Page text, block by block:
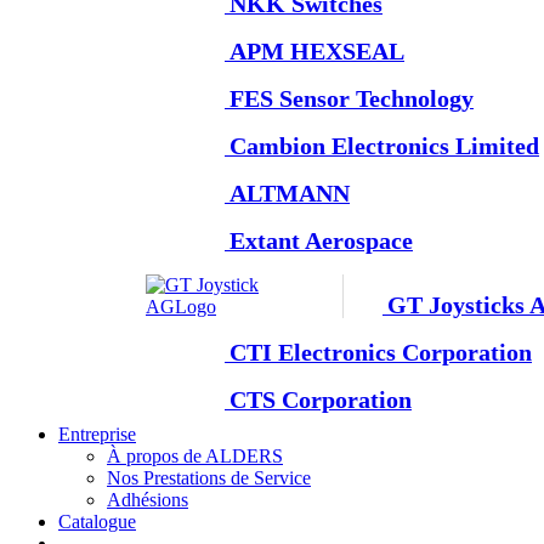
APM HEXSEAL
FES Sensor Technology
Cambion Electronics Limited
ALTMANN
Extant Aerospace
GT Joysticks
CTI Electronics Corporation
CTS Corporation
Entreprise
À propos de ALDERS
Nos Prestations de Service
Adhésions
Catalogue